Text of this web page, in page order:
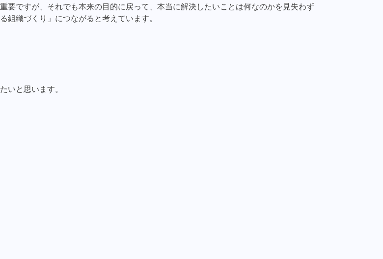
要ですが、それでも本来の目的に戻って、本当に解決したいことは何なのかを見失わず
組織づくり」につながると考えています。
いと思います。